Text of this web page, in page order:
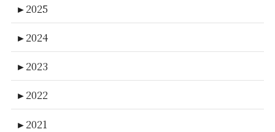
►2025
►2024
►2023
►2022
►2021